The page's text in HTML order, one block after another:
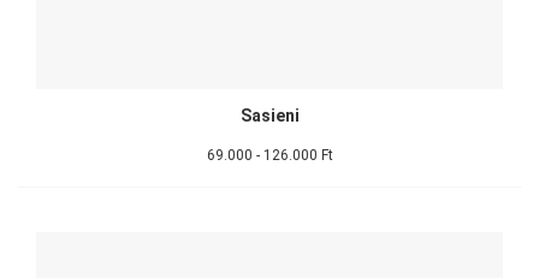
Sasieni
69.000 - 126.000 Ft